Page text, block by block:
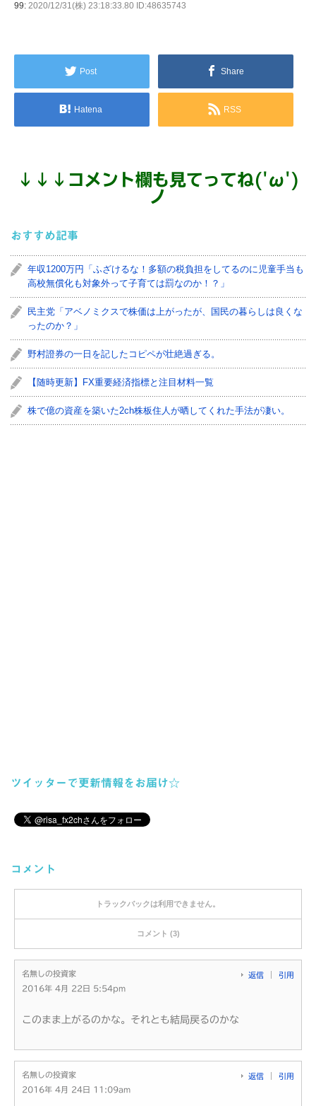
99: 2020/12/31(株) 23:18:33.80 ID:48635743
Post Share
Hatena RSS
↓ ↓ ↓ コメント欄も見てってね('ω')
ノ
おすすめ記事
年収1200万円「ふざけるな！多額の税負担をしてるのに児童手当も
高校無償化も対象外って子育ては罰なのか！？」
民主党「アベノミクスで株価は上がったが、国民の暮らしは良くな
ったのか？」
野村證券の一日を記したコピペが壮絶過ぎる。
【随時更新】FX重要経済指標と注目材料一覧
株で億の資産を築いた2ch株板住人が晒してくれた手法が凄い。
ツイッターで更新情報をお届け☆
コメント
トラックバックは利用できません。
コメント (3)
名無しの投資家
2016年 4月 22日 5:54pm
返信 引用
このまま上がるのかな。それとも結局戻るのかな
名無しの投資家
2016年 4月 24日 11:09am
返信 引用